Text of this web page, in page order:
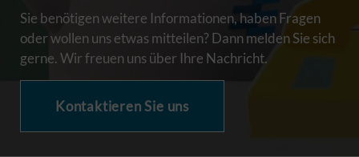
Sie benötigen weitere Informationen, haben Fragen
oder wollen uns etwas mitteilen? Dann melden Sie sich
gerne. Wir freuen uns über Ihre Nachricht.
Kontaktieren Sie uns